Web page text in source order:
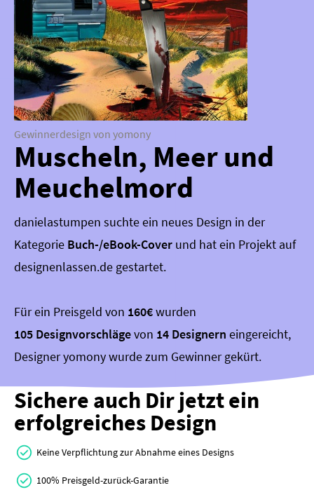
Gewinnerdesign von yomony
Muscheln, Meer und
Meuchelmord
danielastumpen suchte ein neues Design in der
Kategorie Buch-/eBook-Cover und hat ein Projekt auf
designenlassen.de gestartet.
Für ein Preisgeld von 160€wurden
105 Designvorschlägevon 14 Designern eingereicht,
Designer yomony wurde zum Gewinner gekürt.
Sichere auch Dir jetzt ein
erfolgreiches Design
Keine Verpflichtung zur Abnahme eines Designs
100% Preisgeld-zurück-Garantie